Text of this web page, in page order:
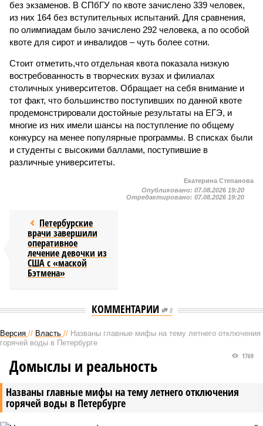
без экзаменов. В СПбГУ по квоте зачислено 339 человек,
из них 164 без вступительных испытаний. Для сравнения,
по олимпиадам было зачислено 292 человека, а по особой
квоте для сирот и инвалидов – чуть более сотни.
Стоит отметить,что отдельная квота показала низкую
востребованность в творческих вузах и филиалах
столичных университетов. Обращает на себя внимание и
тот факт, что большинство поступивших по данной квоте
продемонстрировали достойные результаты на ЕГЭ, и
многие из них имели шансы на поступление по общему
конкурсу на менее популярные программы. В списках были
и студенты с высокими баллами, поступившие в
различные университеты.
Екатерина Степанова
Опубликовано: 07.08.2026 19:20
Отредактировано: 07.08.2026 19:20
Петербурские
врачи завершили
оперативное
лечение девочки из
США с «маской
Бэтмена»
КОММЕНТАРИИ 0
Версия // Власть // Названы главные мифы на тему летнего отключения
горячей воды в Петербурге
Названы главные мифы на тему летнего отключения
горячей воды в Петербурге
1769
Домыслы и реальность